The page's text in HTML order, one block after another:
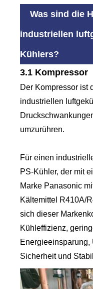
Was sind die
industriellen
Kühlers?
3.1 Kompressor
Der Kompressor ist
industriellen
umzurühren.
Für einen
PS-Kühler, der mit
Marke Panasonic
Kältemittel R410A/
sich dieser
Kühleffizienz,
Energieeinsparung,
Sicherheit und